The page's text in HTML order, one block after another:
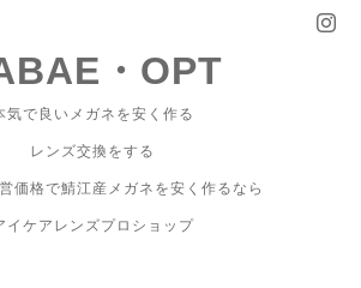
・OPT
気で良いメガネを安く作る
レンズ交換をする
価格で鯖江産メガネを安く作るなら
イケアレンズプロショップ